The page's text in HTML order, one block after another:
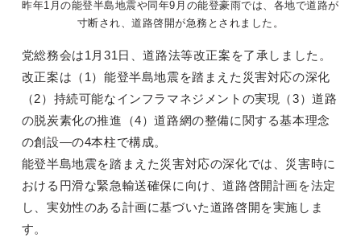
昨年1月の能登半島地震や同年9月の能登豪雨では、各地で道路が
寸断され、道路啓開が急務とされました。
党総務会は1月31日、道路法等改正案を了承しました。
改正案は（1）能登半島地震を踏まえた災害対応の深化
（2）持続可能なインフラマネジメントの実現（3）道路
の脱炭素化の推進（4）道路網の整備に関する基本理念
の創設―の4本柱で構成。
能登半島地震を踏まえた災害対応の深化では、災害時に
おける円滑な緊急輸送確保に向け、道路啓開計画を法定
し、実効性のある計画に基づいた道路啓開を実施しま
す。